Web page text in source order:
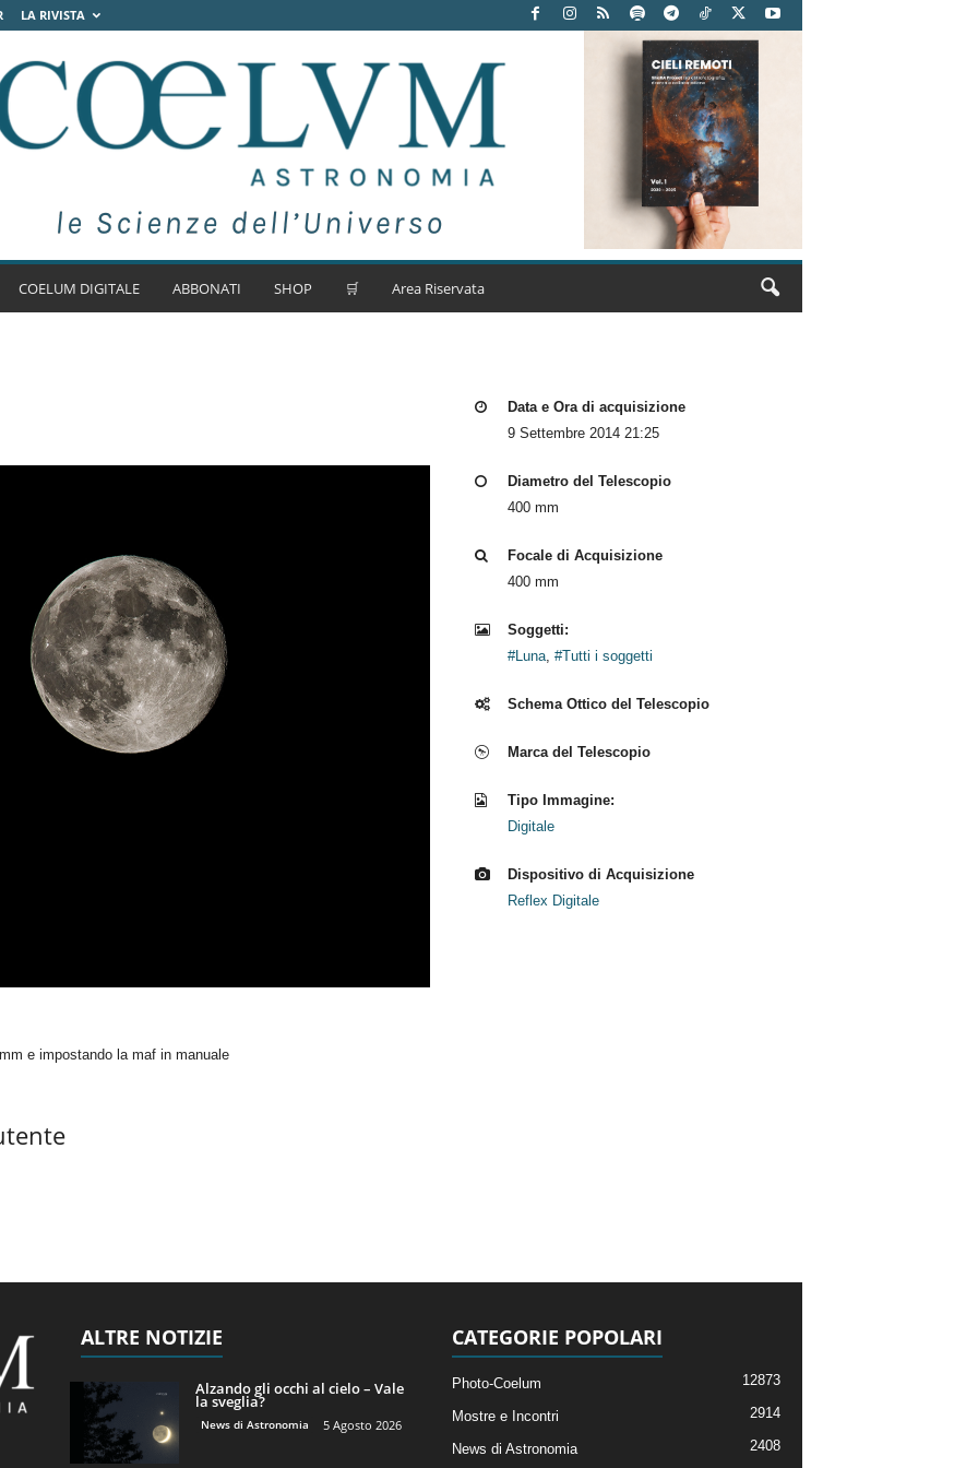
LA RIVISTA
COELUM DIGITALE ABBONATI SHOP 🛒 Area Riservata
e impostando la maf in manuale
Data e Ora di acquisizione
9 Settembre 2014 21:25
Diametro del Telescopio
400 mm
Focale di Acquisizione
400 mm
Soggetti:
#Luna, #Tutti i soggetti
Schema Ottico del Telescopio
Marca del Telescopio
Tipo Immagine:
Digitale
Dispositivo di Acquisizione
Reflex Digitale
ALTRE NOTIZIE
Alzando gli occhi al cielo – Vale
la sveglia?
News di Astronomia 5 Agosto 2026
CATEGORIE POPOLARI
Photo-Coelum 12873
Mostre e Incontri 2914
News di Astronomia 2408